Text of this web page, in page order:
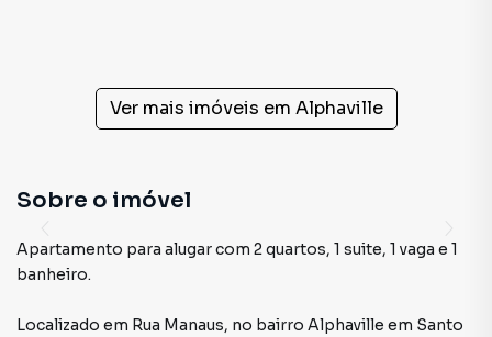
Ver mais imóveis em Alphaville
Sobre o imóvel
Apartamento para alugar com 2 quartos, 1 suite, 1 vaga e 1
banheiro.
Localizado em Rua Manaus, no bairro Alphaville em Santo